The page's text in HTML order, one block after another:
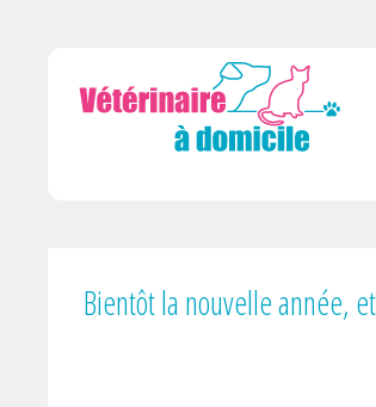
Bientôt la nouvelle année,